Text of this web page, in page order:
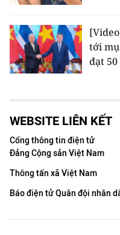
tới
đạt 50
WEBSITE LIÊN KẾT
Cổng thông tin điện tử
Đảng Cộng sản Việt Nam
Thông tấn xã Việt Nam
Báo điện tử Quân đội nhân